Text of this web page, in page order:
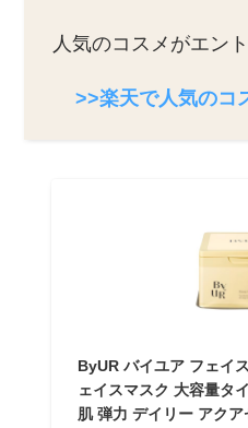
人気のコスメがエン
>>楽天で人気のコ
ByUR バイユア フェイ
ェイスマスク 大容量タ
肌 弾力 デイリー アク